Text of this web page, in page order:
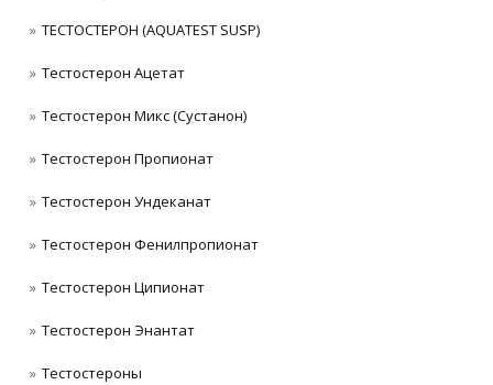
ТЕСТОСТЕРОН (AQUATEST SUSP)
Тестостерон Ацетат
Тестостерон Микс (Сустанон)
Тестостерон Пропионат
Тестостерон Ундеканат
Тестостерон Фенилпропионат
Тестостерон Ципионат
Тестостерон Энантат
Тестостероны